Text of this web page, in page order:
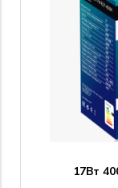
17Вт